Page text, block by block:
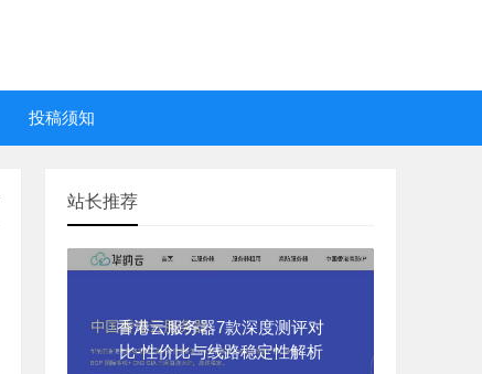
投稿须知
站长推荐
香港云服务器7款深度测评对
比-性价比与线路稳定性解析